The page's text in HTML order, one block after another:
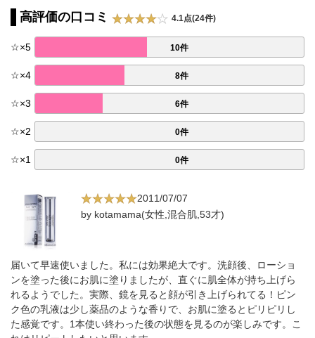
高評価の口コミ 4.1点(24件)
☆×5 10件
☆×4 8件
☆×3 6件
☆×2 0件
☆×1 0件
2011/07/07
by kotamama(女性,混合肌,53才)
届いて早速使いました。私には効果絶大です。洗顔後、ローショ
ンを塗った後にお肌に塗りましたが、直ぐに肌全体が持ち上げら
れるようでした。実際、鏡を見ると顔が引き上げられてる！ピン
ク色の乳液は少し薬品のような香りで、お肌に塗るとピリピリし
た感覚です。1本使い終わった後の状態を見るのが楽しみです。こ